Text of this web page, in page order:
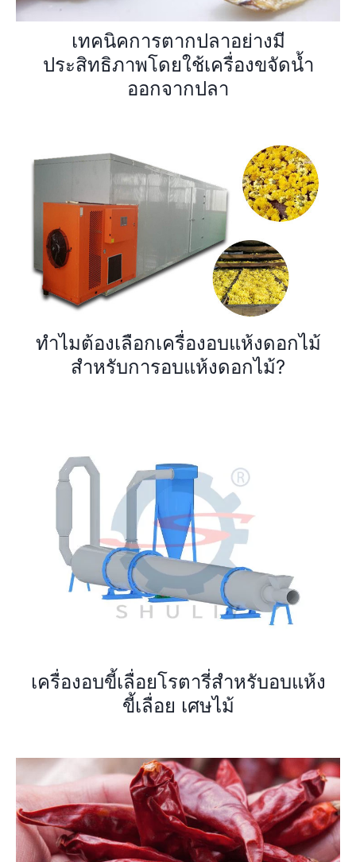
เทคนิคการตากปลาอย่างมี
ประสิทธิภาพโดยใช้เครื่องขจัดน้ำ
ออกจากปลา
ทำไมต้องเลือกเครื่องอบแห้งดอกไม้
สำหรับการอบแห้งดอกไม้?
เครื่องอบขี้เลื่อยโรตารี่สำหรับอบแห้ง
ขี้เลื่อย เศษไม้